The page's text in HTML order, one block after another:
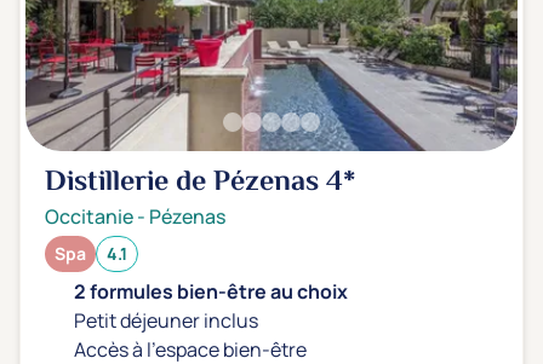
Distillerie de Pézenas4*
Occitanie- Pézenas
Spa 4.1
2 formules bien-être au choix
Petit déjeuner inclus
Accès à l'espace bien-être